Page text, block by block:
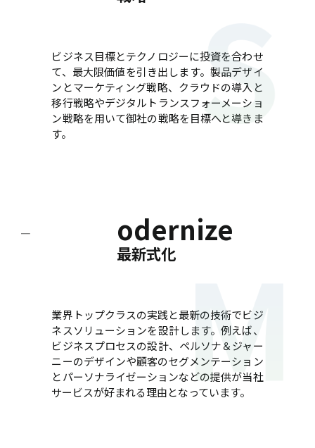
ビジネス目標とテクノロジーに投資を合わせ
て、最大限価値を引き出します。製品デザイ
ンとマーケティング戦略、クラウドの導入と
移行戦略やデジタルトランスフォーメーショ
ン戦略を用いて御社の戦略を目標へと導きま
す。
odernize
最新式化
業界トップクラスの実践と最新の技術でビジ
ネスソリューションを設計します。例えば、
ビジネスプロセスの設計、ペルソナ＆ジャー
ニーのデザインや顧客のセグメンテーション
とパーソナライゼーションなどの提供が当社
サービスが好まれる理由となっています。